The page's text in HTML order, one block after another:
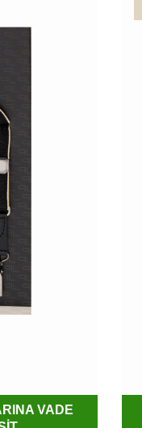
VADE